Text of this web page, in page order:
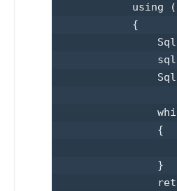
using
            {
                {
                }